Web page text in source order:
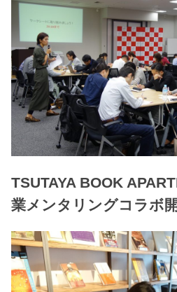
TSUTAYA BOOK
業メンタリングコラボ